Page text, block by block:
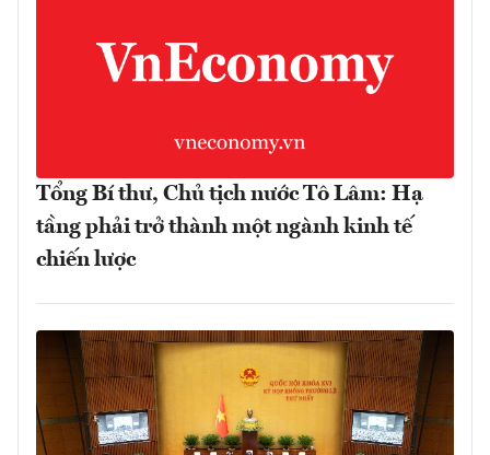
Tổng Bí thư, Chủ tịch nước Tô Lâm: Hạ
tầng phải trở thành một ngành kinh tế
chiến lược